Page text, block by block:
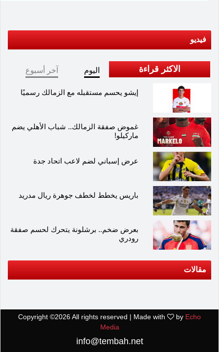
فيديو
الاكثر قراءة اليوم آخر أسبوع
إيشو يحسم مستقبله مع الزمالك رسميًا
غموض صفقة الزمالك.. شباب الأهلي يضم
ماركيلو!
عرض إسباني لضم لاعب اتحاد جدة
باريس يخطط لخطف جوهرة ريال مدريد
بعرض ضخم.. برشلونة يتحرك لحسم صفقة
رودري
مقالات
Copyright ©2026 All rights reserved | Made with by Echo
Media
info@tembah.net